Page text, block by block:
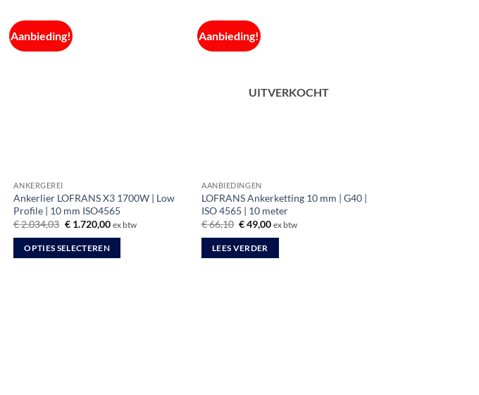
Aanbieding!
ANKERGEREI
Ankerlier LOFRANS X3 1700W | Low
Profile | 10 mm ISO4565
€2.034,03 Oorspronkelijke
was:
€ 2.034,03.
€1.720,00Huidige
is:
€ 1.720,00.
ex btw
OPTIES SELECTEREN
Aanbieding!
UITVERKOCHT
AANBIEDINGEN
LOFRANS Ankerketting 10 mm | G40 |
ISO 4565 | 10 meter
€66,10 Oorspronkelijke
prijs
was:
€ 66,10.
€49,00Huidige
ex btw
LEES VERDER